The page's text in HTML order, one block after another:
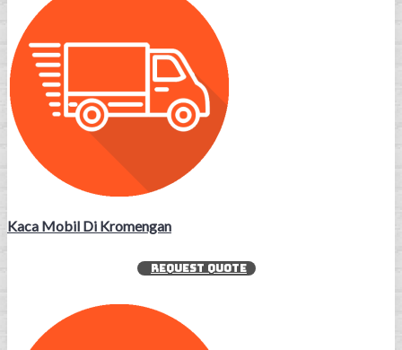
Kaca Mobil Di Kromengan
REQUEST QUOTE